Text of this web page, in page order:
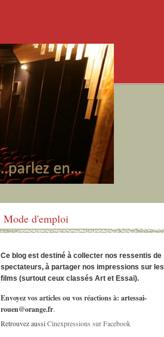
Mode d'emploi
Ce blog est destiné à collecter nos ressentis de
spectateurs, à partager nos impressions sur les
films (surtout ceux classés Art et Essai).
Envoyez vos articles ou vos réactions à: artessai-
rouen@orange.fr.
Retrouvez aussiCinexpressions sur Facebook